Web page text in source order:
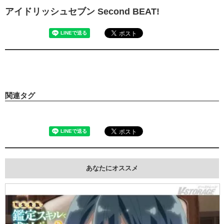
アイドリッシュセブン Second BEAT!
関連タグ
あなたにオススメ